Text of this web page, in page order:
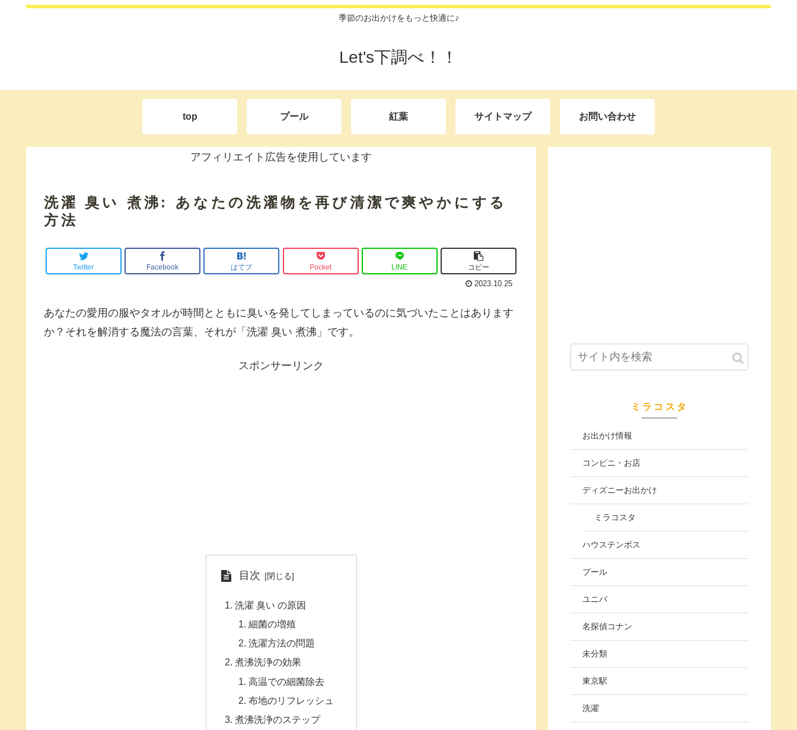
季節のお出かけをもっと快適に♪
Let's下調べ！！
top プール 紅葉 サイトマップ お問い合わせ
アフィリエイト広告を使用しています
洗濯 臭い 煮沸: あなたの洗濯物を再び清潔で爽やかにする
方法
Twitter Facebook はてブ Pocket LINE
コピー
2023.10.25
あなたの愛用の服やタオルが時間とともに臭いを発してしまっているのに気づいたことはあります
か？それを解消する魔法の言葉、それが「洗濯 臭い 煮沸」です。
スポンサーリンク
目次
洗濯 臭い の原因
細菌の増殖
洗濯方法の問題
煮沸洗浄の効果
高温での細菌除去
布地のリフレッシュ
煮沸洗浄のステップ
ミラコスタ
お出かけ情報
コンビニ・お店
ディズニーお出かけ
ミラコスタ
ハウステンボス
プール
ユニバ
名探偵コナン
未分類
東京駅
洗濯